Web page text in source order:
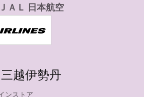
ＪＡＬ 日本航空
三越伊勢丹